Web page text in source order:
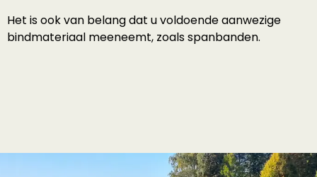
Het is ook van belang dat u voldoende aanwezige
bindmateriaal meeneemt, zoals spanbanden.